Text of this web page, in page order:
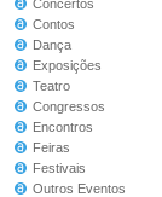
Concertos
Contos
Dança
Exposições
Teatro
Congressos
Encontros
Feiras
Festivais
Outros Eventos